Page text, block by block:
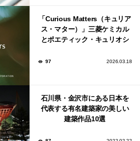
「Curious Matters（キュリア
ス・マター）」三菱ケミカル
とポエティック・キュリオシ
ンウィーク2026で初出展
97 2026.03.18
石川県・金沢市にある日本を
代表する有名建築家の美しい
建築作品10選